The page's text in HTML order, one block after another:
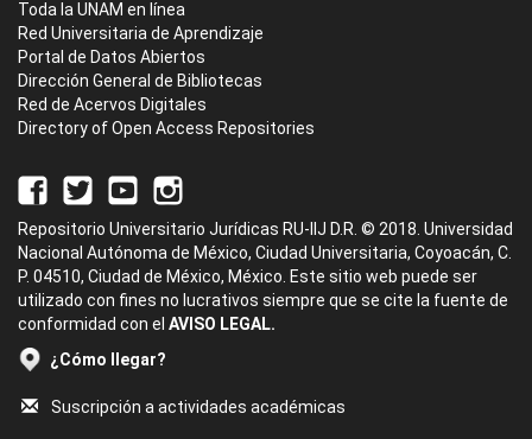
Toda la UNAM en línea
Red Universitaria de Aprendizaje
Portal de Datos Abiertos
Dirección General de Bibliotecas
Red de Acervos Digitales
Directory of Open Access Repositories
Repositorio Universitario Jurídicas RU-IIJ D.R. © 2018. Universidad
Nacional Autónoma de México, Ciudad Universitaria, Coyoacán, C.
P. 04510, Ciudad de México, México. Este sitio web puede ser
utilizado con fines no lucrativos siempre que se cite la fuente de
conformidad con el AVISO LEGAL.
¿Cómo llegar?
Suscripción a actividades académicas